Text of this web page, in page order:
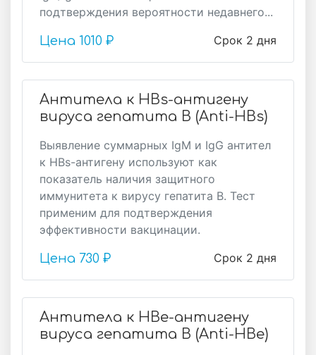
подтверждения вероятности недавнего...
Срок 2 дня
Цена 1010 ₽
Антитела к HBs-антигену
вируса гепатита B (Anti-HBs)
Выявление суммарных IgM и IgG антител
к HBs-антигену используют как
показатель наличия защитного
иммунитета к вирусу гепатита В. Тест
применим для подтверждения
эффективности вакцинации.
Срок 2 дня
Цена 730 ₽
Антитела к HBе-антигену
вируса гепатита B (Anti-HBе)